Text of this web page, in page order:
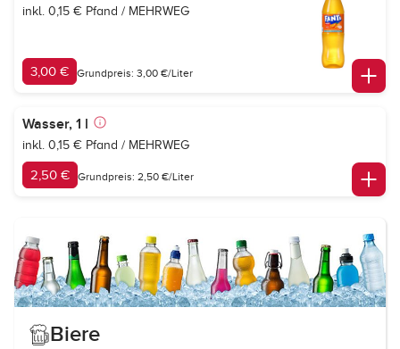
inkl. 0,15 € Pfand / MEHRWEG
3,00 € Grundpreis: 3,00 €/Liter
Wasser, 1 l
inkl. 0,15 € Pfand / MEHRWEG
2,50 € Grundpreis: 2,50 €/Liter
Biere